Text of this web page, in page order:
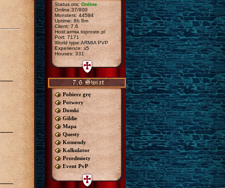
Status ots: Online
Online:37/800
Monsters: 44594
Uptime: 8h 8m
Client: 7.6
Host:armia.toproste.pl
Port: 7171
World type:ARMIA PVP
Experience: x5
Houses: 331
Pobierz grę
Potwory
Domki
Gildie
Mapa
Questy
Komendy
Kalkulator
Przedmioty
Event PvP